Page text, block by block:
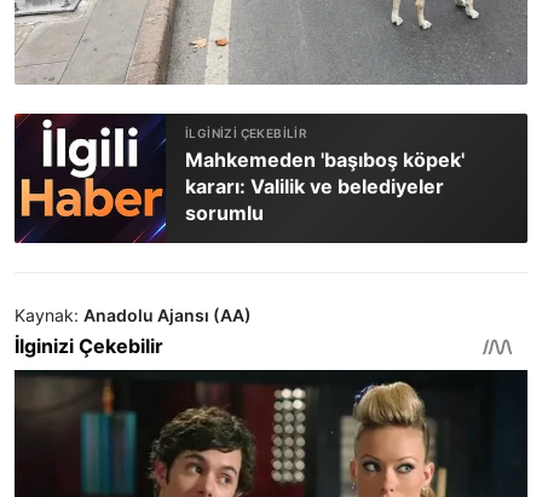
Mahkemeden 'başıboş köpek'
kararı: Valilik ve belediyeler
sorumlu
Kaynak: Anadolu Ajansı (AA)